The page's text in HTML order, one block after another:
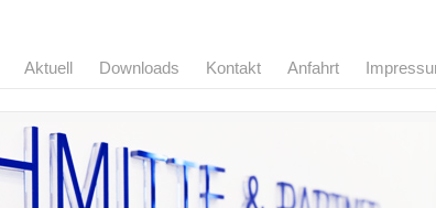
Aktuell Downloads Kontakt Anfahrt